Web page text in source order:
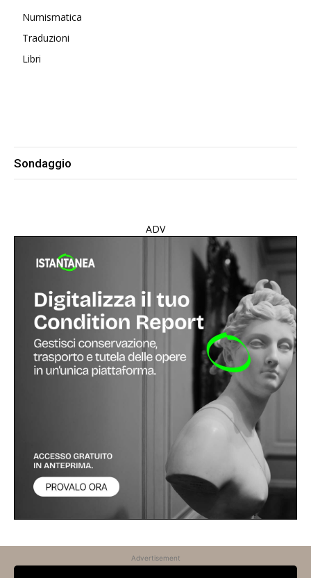
Numismatica
Traduzioni
Libri
Sondaggio
ADV
Advertisement